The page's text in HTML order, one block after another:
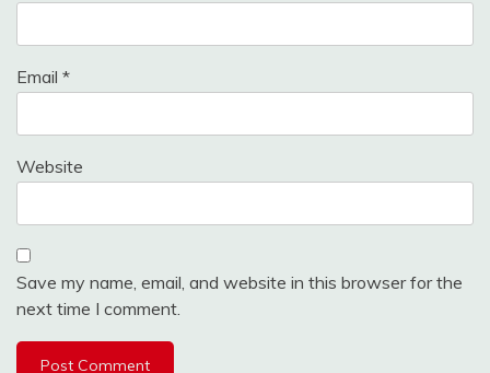
Email *
Website
Save my name, email, and website in this browser for the
next time I comment.